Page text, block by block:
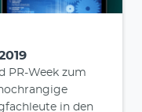
PR-Week zum
in den